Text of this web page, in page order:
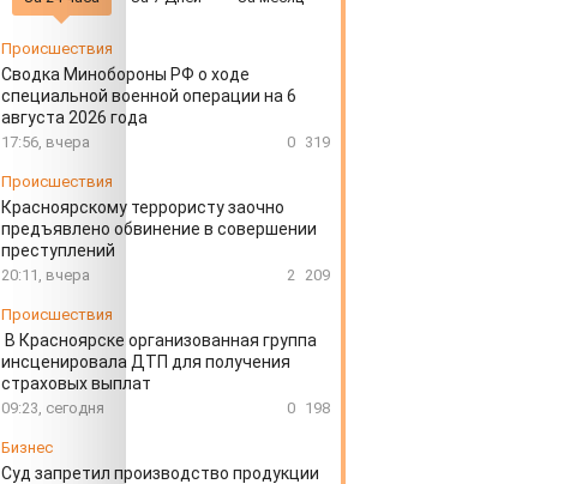
Происшествия
Сводка Минобороны РФ о ходе
специальной военной операции на 6
августа 2026 года
17:56, вчера 0 319
Происшествия
Красноярскому террористу заочно
предъявлено обвинение в совершении
преступлений
20:11, вчера 2 209
Происшествия
В Красноярске организованная группа
инсценировала ДТП для получения
страховых выплат
09:23, сегодня 0 198
Бизнес
Суд запретил производство продукции